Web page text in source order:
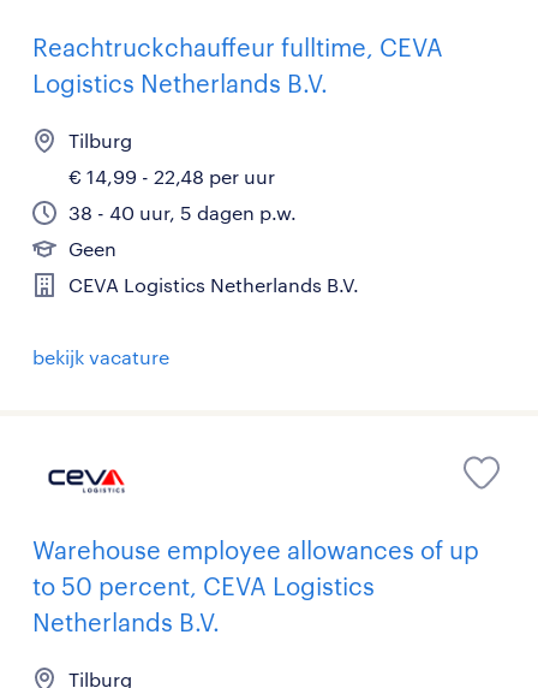
Reachtruckchauffeur fulltime, CEVA
Logistics Netherlands B.V.
Tilburg
€ 14,99 - 22,48 per uur
38 - 40 uur, 5 dagen p.w.
Geen
CEVA Logistics Netherlands B.V.
bekijk vacature
Warehouse employee allowances of up
to 50 percent, CEVA Logistics
Netherlands B.V.
Tilburg